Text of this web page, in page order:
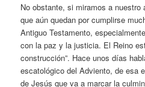
No obstante, si miramos a nuestro
que aún quedan por cumplirse
Antiguo Testamento,
con la paz y la justicia. El Reino
construcción”. Hace unos días
escatológico del Adviento, de esa
de Jesús que va a marcar la